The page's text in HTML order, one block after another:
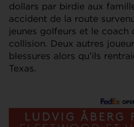
dollars par birdie aux
accident de la route
jeunes golfeurs et le coach
collision. Deux autres
blessures alors qu’ils
Texas.